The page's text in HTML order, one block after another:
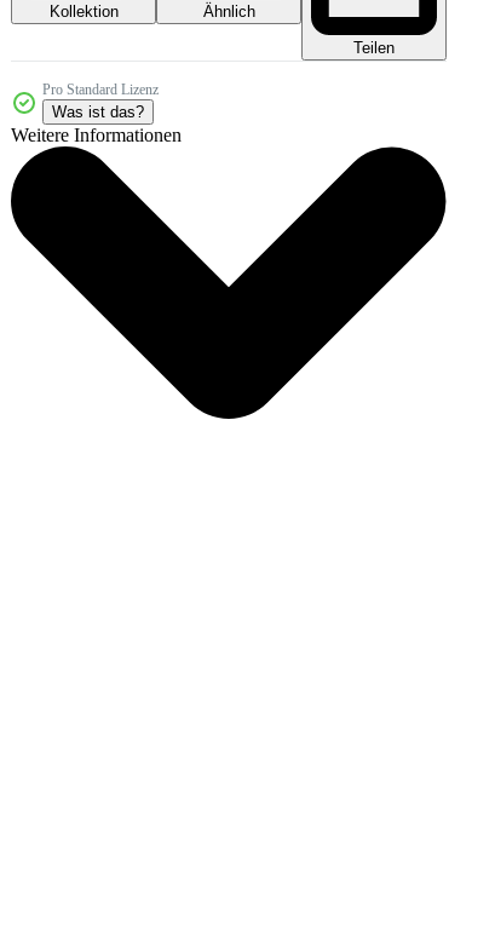
Kollektion
Ähnlich
Teilen
Pro Standard Lizenz
Was ist das?
Weitere Informationen